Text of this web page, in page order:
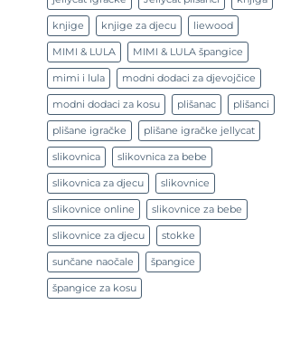
knjige knjige za djecu liewood
MIMI & LULA MIMI & LULA špangice
mimi i lula modni dodaci za djevojčice
modni dodaci za kosu plišanac plišanci
plišane igračke plišane igračke jellycat
slikovnica slikovnica za bebe
slikovnica za djecu slikovnice
slikovnice online slikovnice za bebe
slikovnice za djecu stokke
sunčane naočale špangice
špangice za kosu